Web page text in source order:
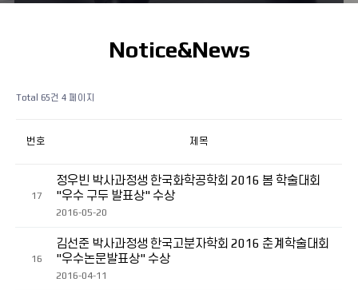
Notice&News
Total 65건 4 페이지
번호 제목
17
정우빈 박사과정생 한국화학공학회 2016 봄 학술대회
"우수 구두 발표상" 수상
2016-05-20
16
김선준 박사과정생 한국고분자학회 2016 춘계학술대회
"우수논문발표상" 수상
2016-04-11